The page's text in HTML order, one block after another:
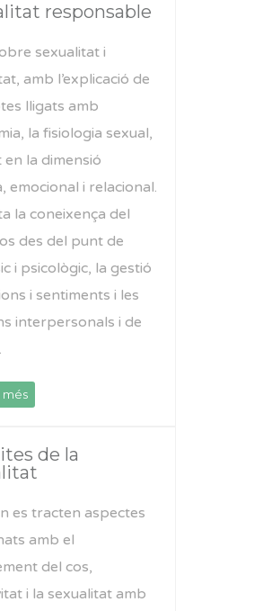
responsable
sexualitat i
amb l’explicació de
lligats amb
la fisiologia sexual,
la dimensió
emocional i relacional.
la coneixença del
des del punt de
i psicològic, la gestió
i sentiments i les
interpersonals i de
més
de la
es tracten aspectes
amb el
del cos,
i la sexualitat amb